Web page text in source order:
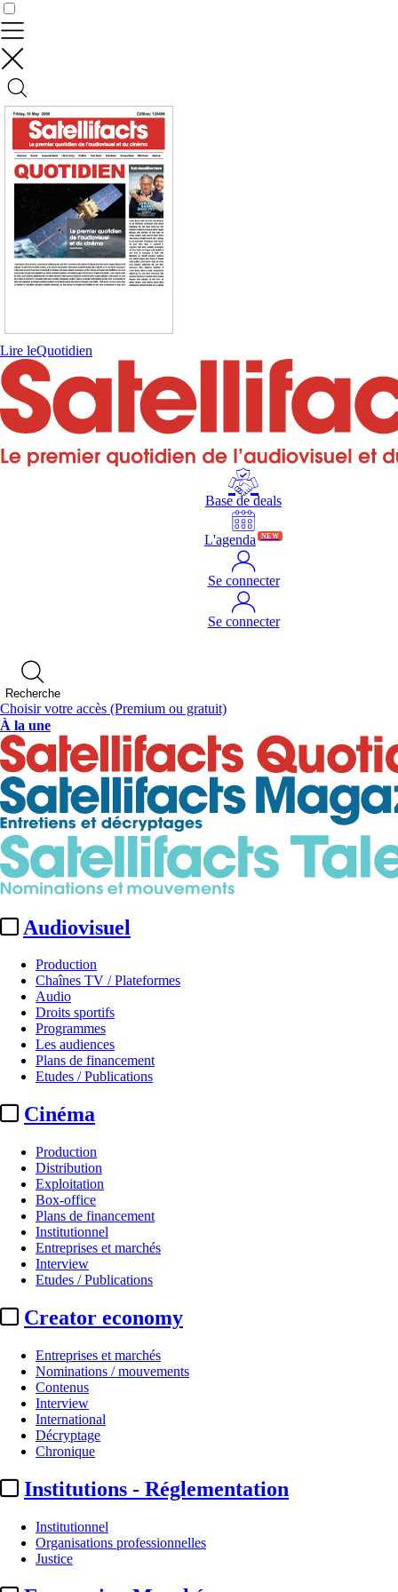
Lire leQuotidien
Base de deals
L'agenda NEW
Se connecter
Se connecter
Recherche
Choisir votre accès (Premium ou gratuit)
À la une
Audiovisuel
Production
Chaînes TV / Plateformes
Audio
Droits sportifs
Programmes
Les audiences
Plans de financement
Etudes / Publications
Cinéma
Production
Distribution
Exploitation
Box-office
Plans de financement
Institutionnel
Entreprises et marchés
Interview
Etudes / Publications
Creator economy
Entreprises et marchés
Nominations / mouvements
Contenus
Interview
International
Décryptage
Chronique
Institutions - Réglementation
Institutionnel
Organisations professionnelles
Justice
Contrôler vos données